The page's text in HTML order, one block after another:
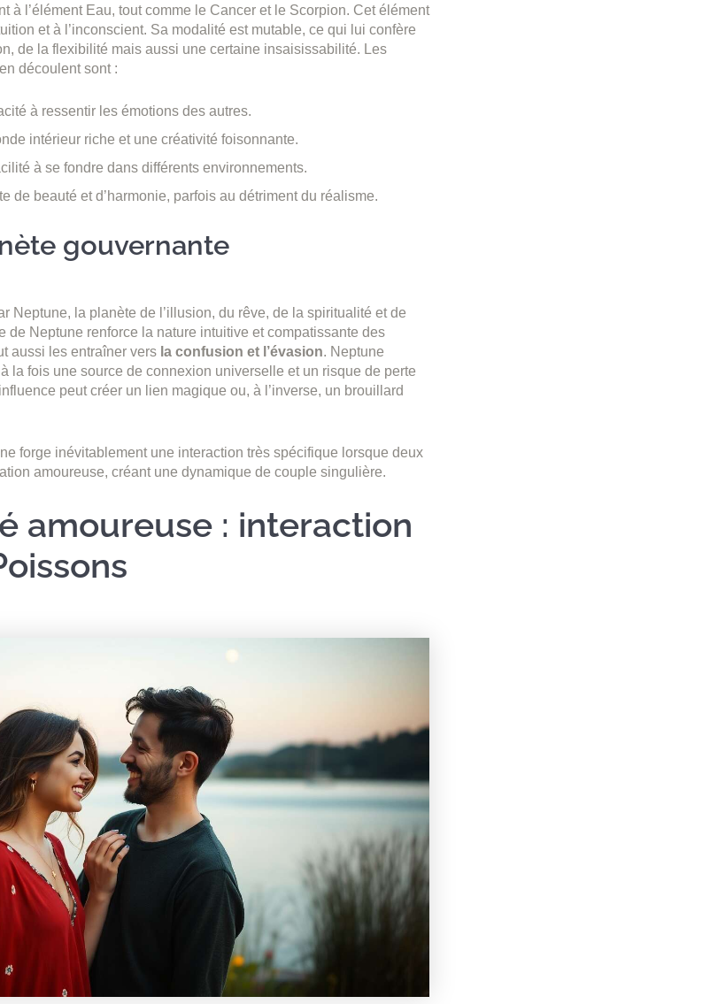
à l’élément Eau, tout comme le Cancer et le Scorpion. Cet élément
et à l’inconscient. Sa modalité est mutable, ce qui lui confère
de la flexibilité mais aussi une certaine insaisissabilité. Les
découlent sont :
à ressentir les émotions des autres.
intérieur riche et une créativité foisonnante.
à se fondre dans différents environnements.
de beauté et d’harmonie, parfois au détriment du réalisme.
gouvernante
Neptune, la planète de l’illusion, du rêve, de la spiritualité et de
de Neptune renforce la nature intuitive et compatissante des
aussi les entraîner vers la confusion et l’évasion. Neptune
la fois une source de connexion universelle et un risque de perte
peut créer un lien magique ou, à l’inverse, un brouillard
forge inévitablement une interaction très spécifique lorsque deux
amoureuse, créant une dynamique de couple singulière.
amoureuse : interaction